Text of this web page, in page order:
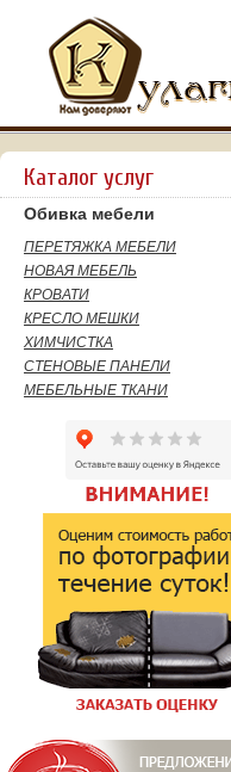
Каталог услуг
Обивка мебели
ПЕРЕТЯЖКА МЕБЕЛИ
НОВАЯ МЕБЕЛЬ
КРОВАТИ
КРЕСЛО МЕШКИ
ХИМЧИСТКА
СТЕНОВЫЕ ПАНЕЛИ
МЕБЕЛЬНЫЕ ТКАНИ